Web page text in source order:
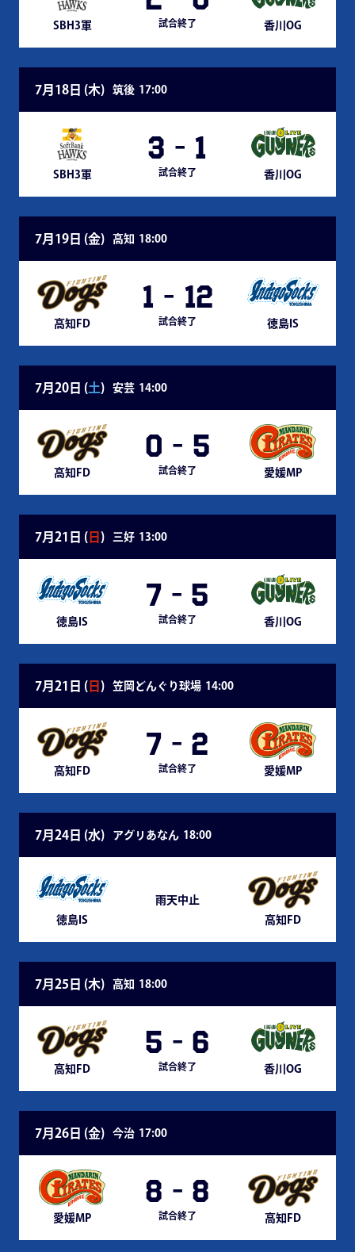
SBH3軍 試合終了 香川OG
7月18日 (木) 筑後 17:00
SBH3軍
3 - 1
試合終了 香川OG
7月19日 (金) 高知 18:00
高知FD
1 - 12
試合終了 徳島IS
7月20日 (土) 安芸 14:00
高知FD
0 - 5
試合終了 愛媛MP
7月21日 ( 日 ) 三好 13:00
徳島IS
7 - 5
試合終了 香川OG
7月21日 ( 日 ) 笠岡どんぐり球場 14:00
高知FD
7 - 2
試合終了 愛媛MP
7月24日 (水) アグリあなん 18:00
徳島IS
雨天中止
高知FD
7月25日 (木) 高知 18:00
高知FD
5 - 6
試合終了 香川OG
7月26日 (金) 今治 17:00
愛媛MP
8 - 8
試合終了 高知FD